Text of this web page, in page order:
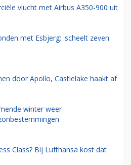
vlucht met Airbus A350-900 uit
met Esbjerg: 'scheelt zeven
door Apollo, Castlelake haakt af
winter weer
Class? Bij Lufthansa kost dat